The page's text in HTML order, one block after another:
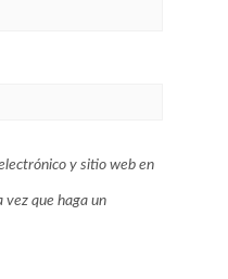
y sitio web en
que haga un